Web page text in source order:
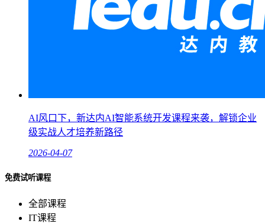
AI风口下，新达内AI智能系统开发课程来袭，解锁企业
级实战人才培养新路径
2026-04-07
免费试听课程
全部课程
IT课程